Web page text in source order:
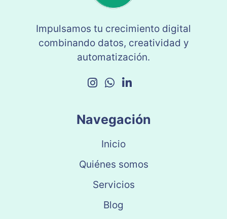
Impulsamos tu crecimiento digital
combinando datos, creatividad y
automatización.
Navegación
Inicio
Quiénes somos
Servicios
Blog